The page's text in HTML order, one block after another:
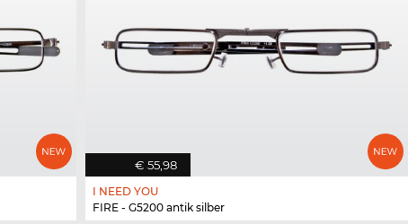
€ 55,98
I NEED YOU
FIRE - G5200 antik silber